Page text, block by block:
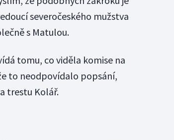
severočeského mužstva
s Matulou.
tomu, co viděla komise na
to neodpovídalo popsání,
trestu Kolář.